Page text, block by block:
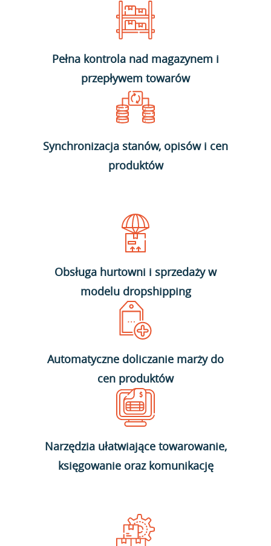
Pełna kontrola nad magazynem i
przepływem towarów
Synchronizacja stanów, opisów i cen
produktów
Obsługa hurtowni i sprzedaży w
modelu dropshipping
Automatyczne doliczanie marży do
cen produktów
Narzędzia ułatwiające towarowanie,
księgowanie oraz komunikację